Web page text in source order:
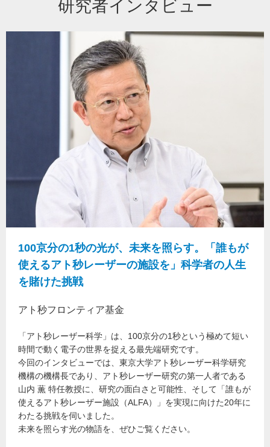
研究者インタビュー
100京分の1秒の光が、未来を照らす。「誰もが
使えるアト秒レーザーの施設を」科学者の人生
を賭けた挑戦
アト秒フロンティア基金
「アト秒レーザー科学」は、100京分の1秒という極めて短い
時間で動く電子の世界を捉える最先端研究です。
今回のインタビューでは、東京大学アト秒レーザー科学研究
機構の機構長であり、アト秒レーザー研究の第一人者である
山内 薫 特任教授に、研究の面白さと可能性、そして「誰もが
使えるアト秒レーザー施設（ALFA）」を実現に向けた20年に
わたる挑戦を伺いました。
未来を照らす光の物語を、ぜひご覧ください。